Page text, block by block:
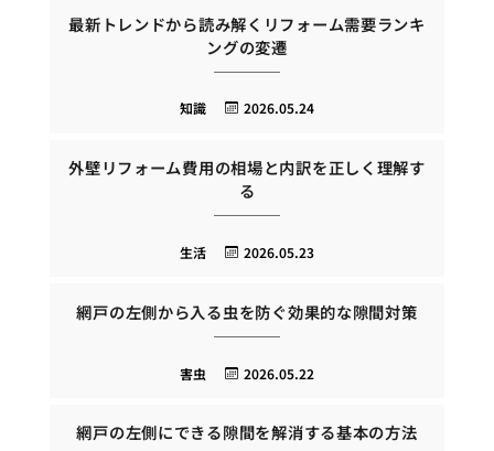
最新トレンドから読み解くリフォーム需要ランキ
ングの変遷
2026.05.24
知識
外壁リフォーム費用の相場と内訳を正しく理解す
る
2026.05.23
生活
網戸の左側から入る虫を防ぐ効果的な隙間対策
2026.05.22
害虫
網戸の左側にできる隙間を解消する基本の方法